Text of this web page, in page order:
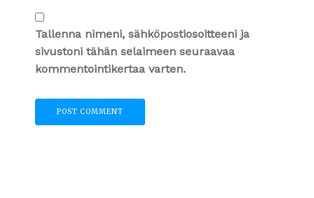
Tallenna nimeni, sähköpostiosoitteeni ja
sivustoni tähän selaimeen seuraavaa
kommentointikertaa varten.